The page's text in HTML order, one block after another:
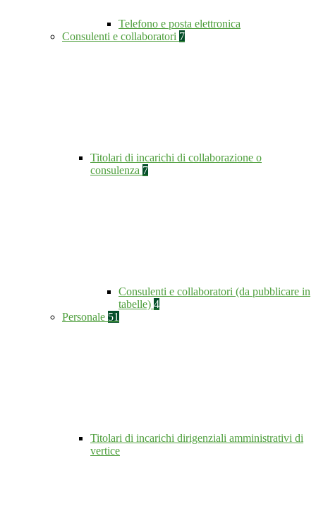
Telefono e posta elettronica
Consulenti e collaboratori 7
Titolari di incarichi di collaborazione o
consulenza 7
Consulenti e collaboratori (da pubblicare in
tabelle) 4
Personale 51
Titolari di incarichi dirigenziali amministrativi di
vertice